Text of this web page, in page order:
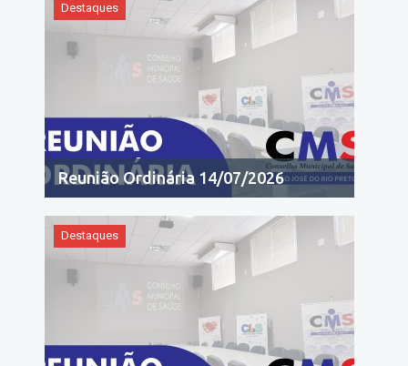
Destaques
Reunião Ordinária 14/07/2026
Destaques